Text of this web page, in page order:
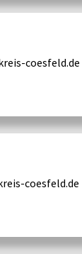
coesfeld.de
coesfeld.de